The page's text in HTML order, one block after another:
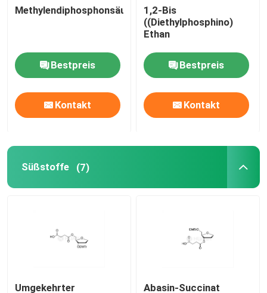
Methylendiphosphonsäure
Bestpreis
Kontakt
1,2-Bis
((Diethylphosphino)
Ethan
Bestpreis
Kontakt
Süßstoffe (7)
Umgekehrter
Abasin-Succinat